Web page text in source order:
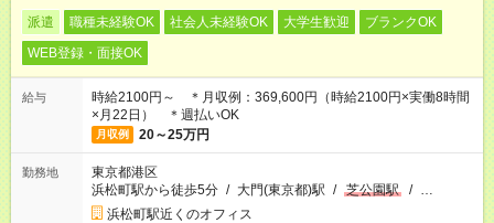
派遣 職種未経験OK 社会人未経験OK 大学生歓迎
ブランクOK
WEB登録・面接OK
給与
時給2100円～ ＊月収例：369,600円（時給2100円×実働8時間
×月22日） ＊週払いOK
月収例 20～25万円
勤務地
東京都港区
浜松町駅から徒歩5分 / 大門(東京都)駅 / 芝公園駅 / …
浜松町駅近くのオフィス